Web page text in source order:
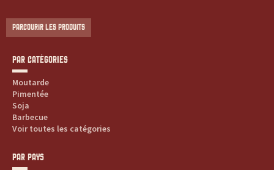
PARCOURIR LES PRODUITS
PAR CATÉGORIES
Moutarde
Pimentée
Soja
Barbecue
Voir toutes les catégories
PAR PAYS